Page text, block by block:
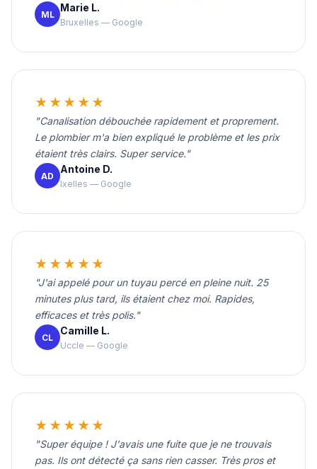
ML
Marie L.
Bruxelles — Google
★★★★★
"Canalisation débouchée rapidement et proprement.
Le plombier m'a bien expliqué le problème et les prix
étaient très clairs. Super service."
AD
Antoine D.
Ixelles — Google
★★★★★
"J'ai appelé pour un tuyau percé en pleine nuit. 25
minutes plus tard, ils étaient chez moi. Rapides,
efficaces et très polis."
CL
Camille L.
Uccle — Google
★★★★★
"Super équipe ! J'avais une fuite que je ne trouvais
pas. Ils ont détecté ça sans rien casser. Très pros et